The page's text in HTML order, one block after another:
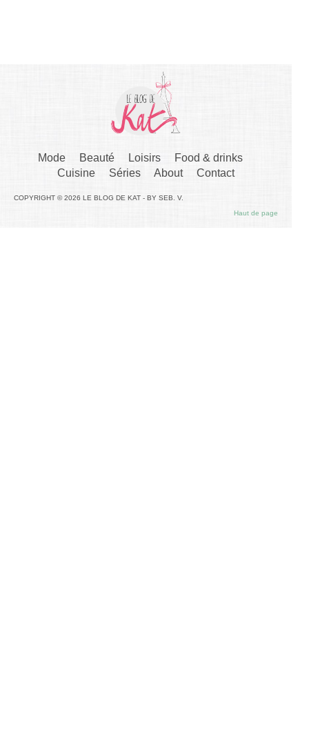
Mode Beauté Loisirs
Food & drinks
Cuisine
Séries About Contact
COPYRIGHT © 2026 LE BLOG DE KAT - BY SEB. V.
Haut de page